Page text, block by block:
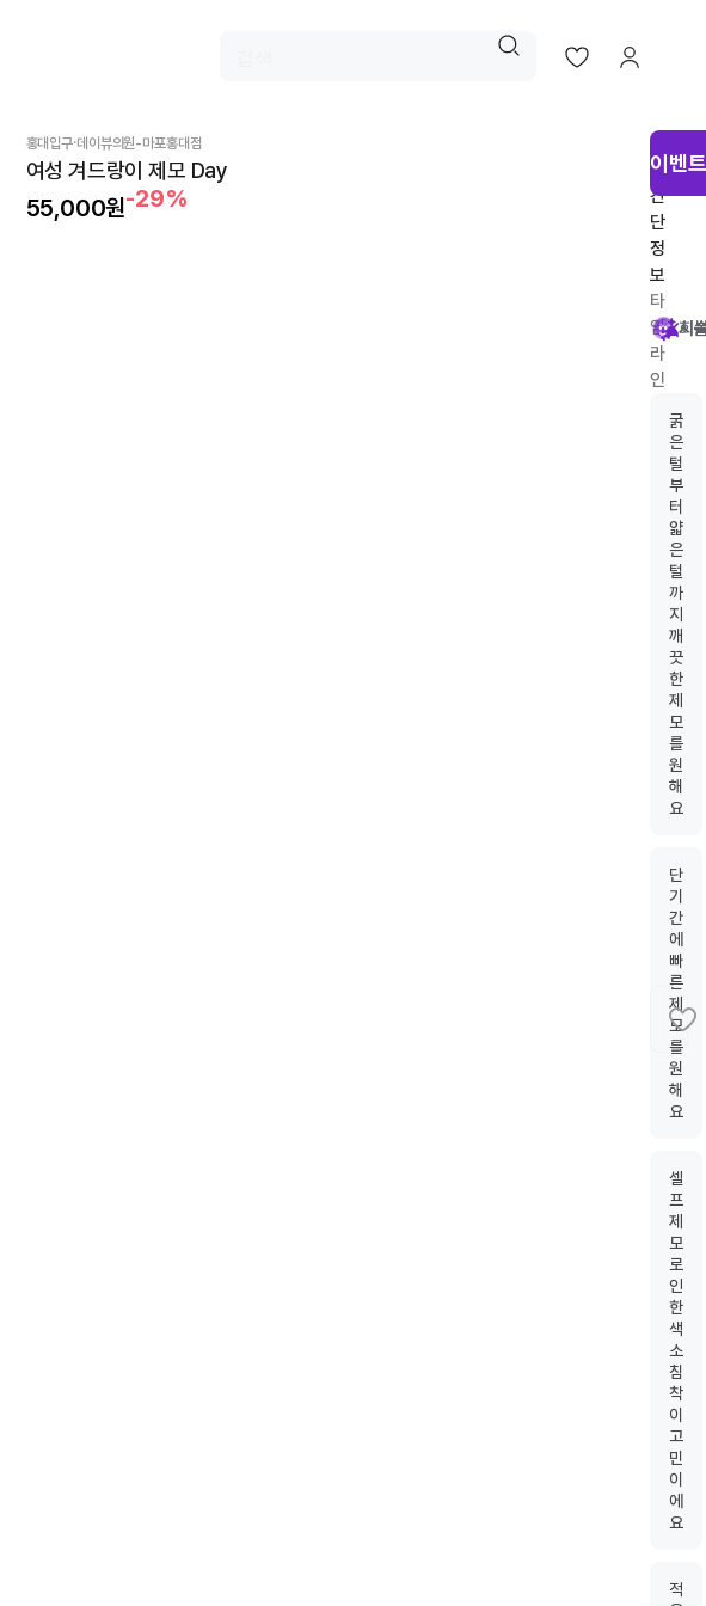
홍대입구·데이뷰의원-마포홍대점
여성 겨드랑이 제모 Day
55,000원-29%
시
술
간
단
정
보
타
임
라
인
시
회
시
굵
은
털
부
터
얇
은
털
까
지
깨
끗
한
제
모
를
원
해
요
단
기
간
에
빠
른
제
모
를
원
해
요
셀
프
제
모
로
인
한
색
소
침
착
이
고
민
이
에
요
적
이벤